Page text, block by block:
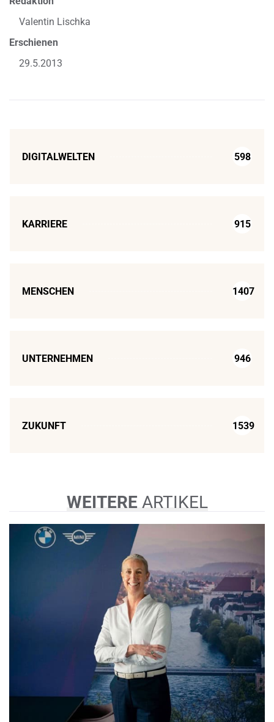
Valentin Lischka
Erschienen
29.5.2013
DIGITALWELTEN 598
KARRIERE 915
MENSCHEN 1407
UNTERNEHMEN 946
ZUKUNFT 1539
WEITEREARTIKEL